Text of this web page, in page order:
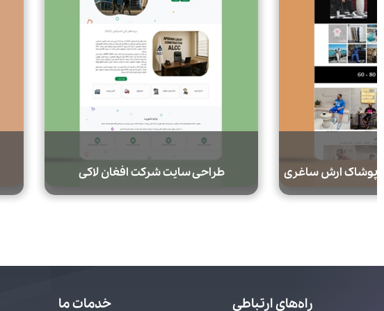
پوشاک ارش ساغری طراحی سایت شرکت افغان لاکی
راه‌های ارتباطی خدمات ما